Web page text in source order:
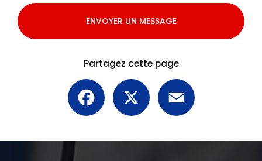
ENVOYER UN MESSAGE
Partagez cette page
Facebook